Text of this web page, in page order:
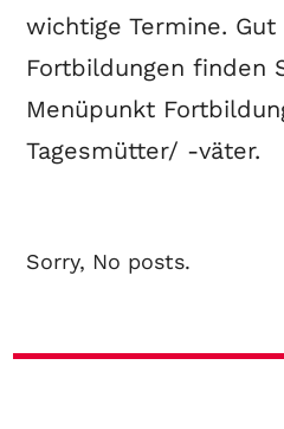
wichtige Termine.
Fortbildungen finden
Menüpunkt
Tagesmütter/ -väter.
Sorry, No posts.